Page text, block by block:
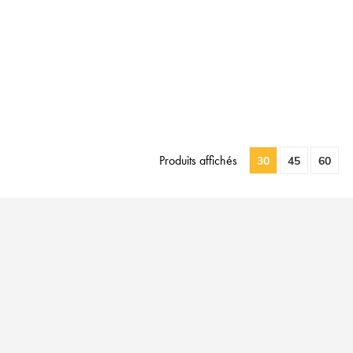
la page Produits affichés 30 45 60